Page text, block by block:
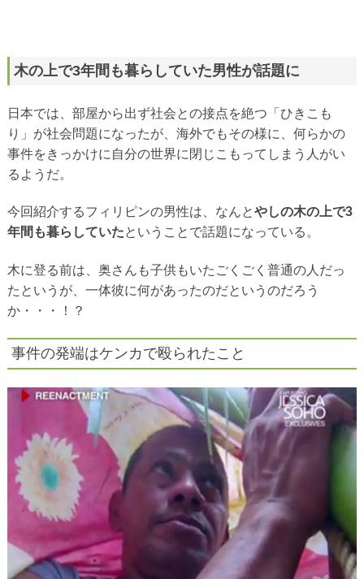
木の上で3年間も暮らしていた男性が話題に
日本では、部屋から出ず社会との接点を絶つ「ひきこも
り」が社会問題になったが、海外でもその様に、何らかの
事件をきっかけに自分の世界に閉じこもってしまう人がい
るようだ。
今回紹介するフィリピンの男性は、なんとやしの木の上で3
年間も暮らしていたということで話題になっている。
木に登る前は、奥さんも子供もいたごくごく普通の人だっ
たというが、一体彼に何があったのだというのだろう
か・・・！？
事件の発端はケンカで殴られたこと